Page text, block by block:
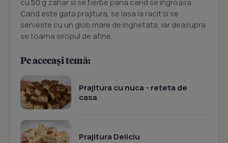
cu 50 g zahar si se fierbe pana cand se ingroasa.
Cand este gata prajitura, se lasa la racit si se
serveste cu un glob mare de inghetata, iar deasupra
se toarna siropul de afine.
Pe aceeași temă:
Prajitura cu nuca - reteta de
casa
Prajitura Deliciu